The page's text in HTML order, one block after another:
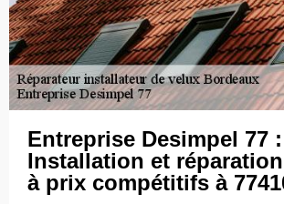
Entreprise Desimpel 77 :
Installation et
à prix compétitifs à